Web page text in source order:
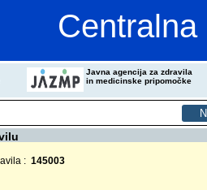
Javna agencija za zdravila
in medicinske pripomočke
: 145003